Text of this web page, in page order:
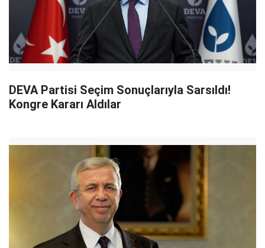
DEVA Partisi Seçim Sonuçlarıyla Sarsıldı!
Kongre Kararı Aldılar